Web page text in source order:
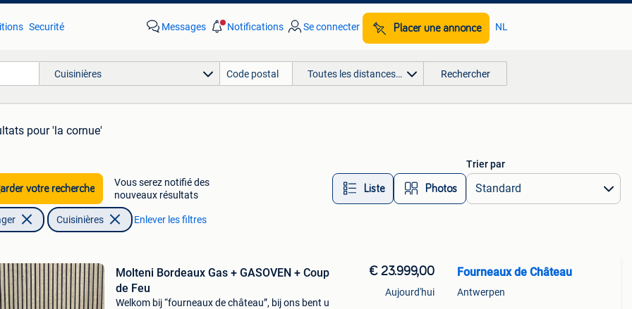
Securité Messages Notifications Se connecter Placer une annonce NL
Cuisinières Toutes les distances… Rechercher
pour 'la cornue'
votre recherche
Vous serez notifié des
nouveaux résultats
Liste Photos
Trier par
Cuisinières Enlever les filtres
Molteni Bordeaux Gas + GASOVEN + Coup
de Feu
Welkom bij “fourneaux de château”, bij ons bent u
€ 23.999,00
Aujourd'hui
Fourneaux de Château
Antwerpen